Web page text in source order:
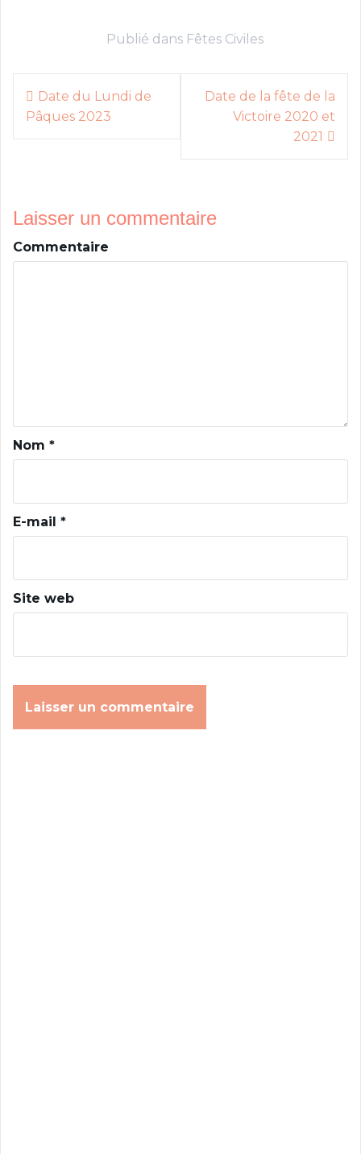
Publié dans Fêtes Civiles
N
a
t
i
a
r
i
c
l
Date du Lundi de
Pâques 2023
Date de la fête de la
Victoire 2020 et
2021
Laisser un commentaire
Commentaire
Nom *
E-mail *
Site web